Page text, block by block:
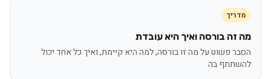
מדריך
מה זה בורסה ואיך היא עובדת
הסבר פשוט על מה זו בורסה, למה היא קיימת, ואיך כל אחד יכול
להשתתף בה